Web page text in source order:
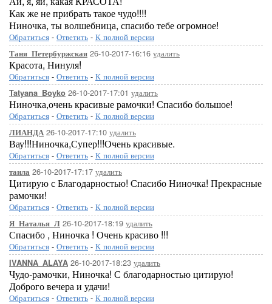
Как же не прибрать такое чудо!!!!
Ниночка, ты волшебница, спасибо тебе огромное!
Обратиться - Ответить - К полной версии
Таня_Петербуржская 26-10-2017-16:16 удалить
Красота, Нинуля!
Обратиться - Ответить - К полной версии
Tatyana_Boyko 26-10-2017-17:01 удалить
Ниночка,очень красивые рамочки! Спасибо большое!
Обратиться - Ответить - К полной версии
ЛИАНДА 26-10-2017-17:10 удалить
Вау!!!Ниночка,Супер!!!Очень красивые.
Обратиться - Ответить - К полной версии
таила 26-10-2017-17:17 удалить
Цитирую с Благодарностью! Спасибо Ниночка! Прекрасные
рамочки!
Обратиться - Ответить - К полной версии
Я_Наталья_Л 26-10-2017-18:19 удалить
Спасибо , Ниночка ! Очень красиво !!!
Обратиться - Ответить - К полной версии
IVANNA_ALAYA 26-10-2017-18:23 удалить
Чудо-рамочки, Ниночка! С благодарностью цитирую!
Доброго вечера и удачи!
Обратиться - Ответить - К полной версии